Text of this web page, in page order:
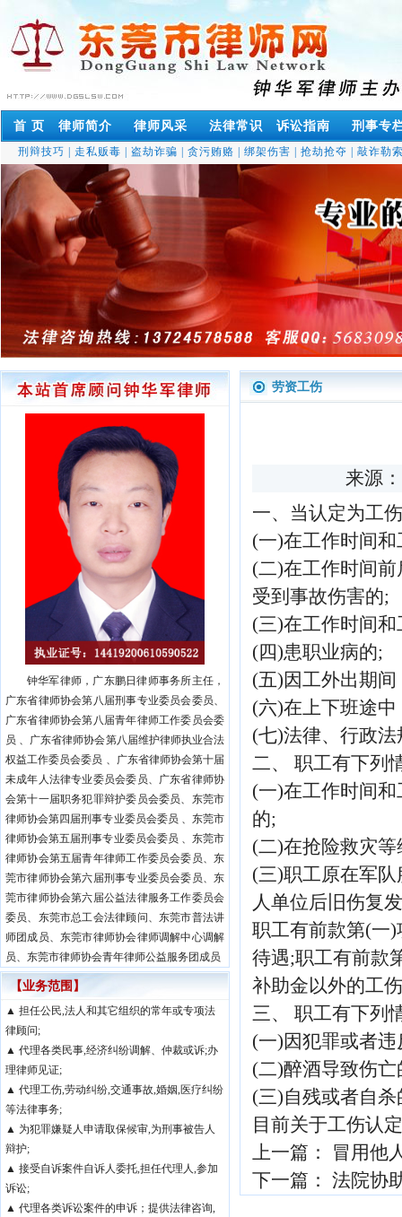
首 页 律师简介 律师风采 法律常识 诉讼指南 刑事专
刑辩技巧 走私贩毒 盗劫诈骗 贪污贿赂 绑架伤害 抢劫抢夺 敲诈勒
劳资工伤
来源：
一、当认定为工
(一)在工作时间
(二)在工作时间
受到事故伤害的;
(三)在工作时间
(四)患职业病的;
(五)因工外出期
(六)在上下班途
(七)法律、行政
二、 职工有下列
(一)在工作时间
的;
(二)在抢险救灾
(三)职工原在军
人单位后旧伤复
职工有前款第(一
待遇;职工有前款
补助金以外的工
三、 职工有下列
(一)因犯罪或者
(二)醉酒导致伤亡
(三)自残或者自杀
目前关于工伤认
上一篇：
冒用他
下一篇： 法院协
钟华军律师，广东鹏日律师事务所主任，
广东省律师协会第八届刑事专业委员会委员、
广东省律师协会第八届青年律师工作委员会委
员 、广东省律师协会第八届维护律师执业合法
权益工作委员会委员 、广东省律师协会第十届
未成年人法律专业委员会委员、广东省律师协
会第十一届职务犯罪辩护委员会委员、东莞市
律师协会第四届刑事专业委员会委员 、东莞市
律师协会第五届刑事专业委员会委员 、东莞市
律师协会第五届青年律师工作委员会委员、东
莞市律师协会第六届刑事专业委员会委员、东
莞市律师协会第六届公益法律服务工作委员会
委员、东莞市总工会法律顾问、东莞市普法讲
师团成员、东莞市律师协会律师调解中心调解
员、东莞市律师协会青年律师公益服务团成员
【业务范围】
▲ 担任公民,法人和其它组织的常年或专项法
律顾问;
▲ 代理各类民事,经济纠纷调解、仲裁或诉;办
理律师见证;
▲ 代理工伤,劳动纠纷,交通事故,婚姻,医疗纠纷
等法律事务;
▲ 为犯罪嫌疑人申请取保候审,为刑事被告人
辩护;
▲ 接受自诉案件自诉人委托,担任代理人,参加
诉讼;
▲ 代理各类诉讼案件的申诉；提供法律咨询,